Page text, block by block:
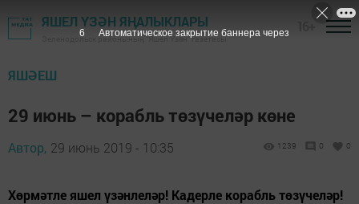
ЯШЕЛ ҮЗӘН ЯҢАЛЫКЛАРЫ
Зеленодольск районының "Яшел Үзән" газетасы
ЯШӘЕШ
29 июнь – корабль төзүчеләр көне
Автор, 29 июнь 2019 - 10:35 1239 0 0
Хөрмәтле яшел үзәнлеләр! Кадерле корабль төзүчеләр!
5 Автоматическое закрытие баннера через